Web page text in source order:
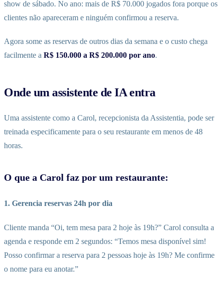
show de sábado. No ano: mais de R$ 70.000 jogados fora porque os
clientes não apareceram e ninguém confirmou a reserva.
Agora some as reservas de outros dias da semana e o custo chega
facilmente a R$ 150.000 a R$ 200.000 por ano.
Onde um assistente de IA entra
Uma assistente como a Carol, recepcionista da Assistentia, pode ser
treinada especificamente para o seu restaurante em menos de 48
horas.
O que a Carol faz por um restaurante:
1. Gerencia reservas 24h por dia
Cliente manda “Oi, tem mesa para 2 hoje às 19h?” Carol consulta a
agenda e responde em 2 segundos: “Temos mesa disponível sim!
Posso confirmar a reserva para 2 pessoas hoje às 19h? Me confirme
o nome para eu anotar.”